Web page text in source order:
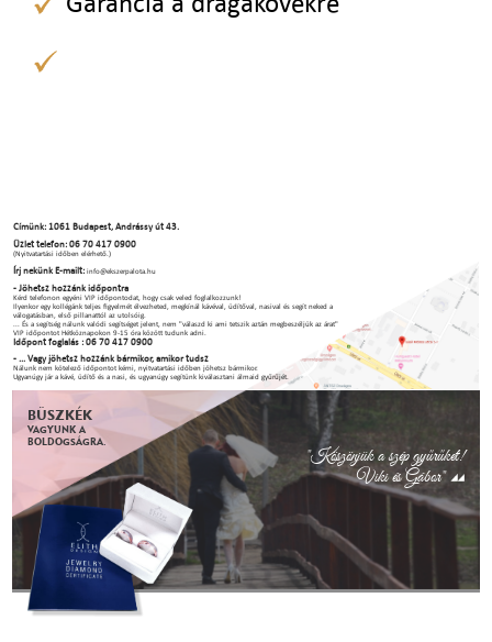
Címünk: 1061 Budapest, Andrássy út 43.
Üzlet telefon: 06 70 417 0900
(Nyitvatartási időben elérhető.)
Írj nekünk E-mailt:info@ekszerpalota.hu
- Jöhetsz hozzánk időpontra
Kérd telefonon egyéni VIP időpontodat, hogy csak veled foglalkozzunk!
Ilyenkor egy kollégánk teljes figyelmét élvezheted, megkínál kávéval, üdítőval, nasival és segít neked a
válogatásban, első pillanattól az utolsóig.
... És a segítség nálunk valódi segítséget jelent, nem "válaszd ki ami tetszik aztán megbeszéljük az árat"
VIP időpontot Hétköznapokon 9-15 óra között tudunk adni.
Időpont foglalás : 06 70 417 0900
- ... Vagy jöhetsz hozzánk bármikor, amikor tudsz
Nálunk nem kötelező időpontot kérni, nyitvatartási időben jöhetsz bármikor.
Ugyanúgy jár a kávé, üdítő és a nasi, és ugyanúgy segítünk kiválasztani álmaid gyűrűjét.
BÜSZKÉK
VAGYUNK A
BOLDOGSÁGRA.
"Köszönjük a szép gyűrűket!
Viki és Gábor"